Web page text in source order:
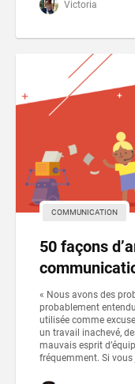
Victoria
COMMUNICATION
50 façons
« Nous avons des
probablement
utilisée comme
un travail inachevé,
mauvais esprit
fréquemment. Si vous